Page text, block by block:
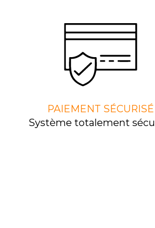
PAIEMENT SÉCURISÉ
Système totalement